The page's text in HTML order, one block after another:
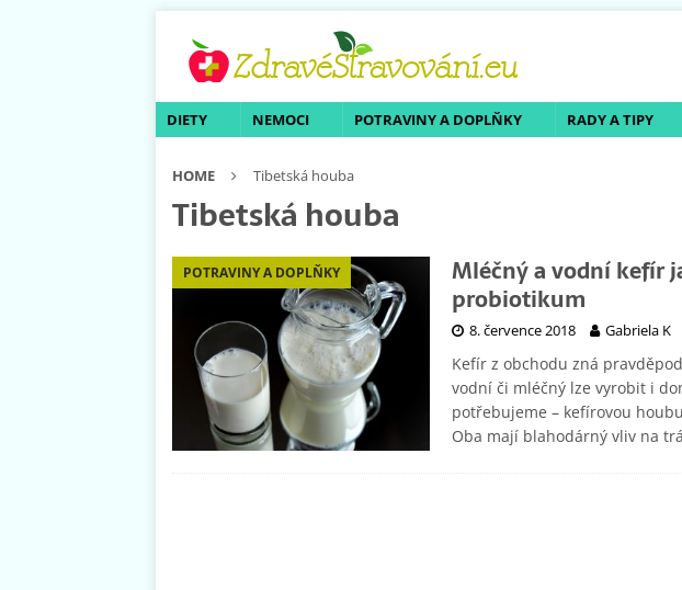
DIETY NEMOCI POTRAVINY A DOPLŇKY RADY A TIPY
HOME Tibetská houba
Tibetská houba
POTRAVINY A DOPLŇKY
Mléčný a vodní kefír
probiotikum
8. července 2018 Gabriela K
Kefír z obchodu zná
vodní či mléčný lze vyrobit i
potřebujeme – kefírovou
Oba mají blahodárný vliv na